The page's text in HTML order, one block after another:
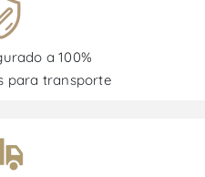
a 100%
para transporte